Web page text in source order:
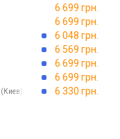
6 699 грн.
6 699 грн.
6 048 грн.
6 569 грн.
6 699 грн.
6 699 грн.
(Киев) 6 330 грн.